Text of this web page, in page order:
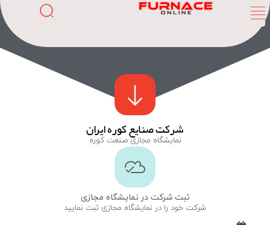
شرکت صنایع کوره ایران
نمایشگاه مجازی صنعت کوره
ثبت شرکت در نمایشگاه مجازی
شرکت خود را در نمایشگاه مجازی ثبت نمایید